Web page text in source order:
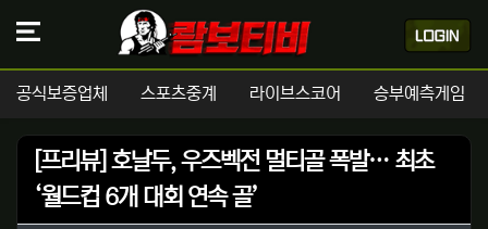
공식보증업체 스포츠중계 라이브스코어 승부예측게임
[프리뷰] 호날두, 우즈벡전 멀티골 폭발… 최초
‘월드컵 6개 대회 연속 골’